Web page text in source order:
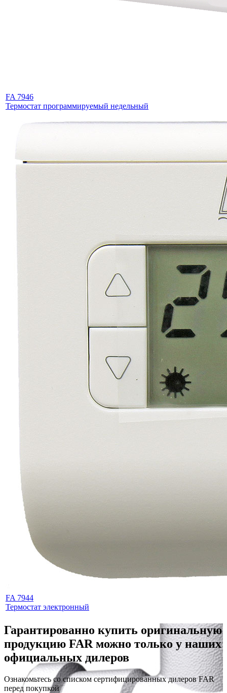
FA 7946
Термостат программируемый недельный
FA 7944
Термостат электронный
Гарантированно купить оригинальную
продукцию FAR можно только у наших
официальных дилеров
Ознакомьтесь со списком сертифицированных дилеров FAR
перед покупкой